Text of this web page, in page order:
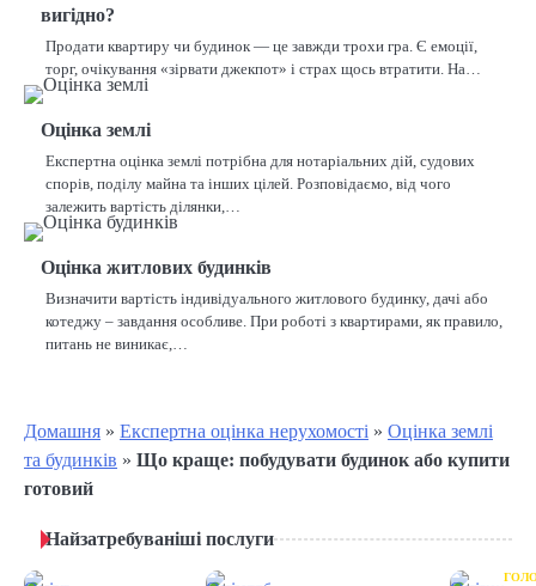
вигідно?
Продати квартиру чи будинок — це завжди трохи гра. Є емоції,
торг, очікування «зірвати джекпот» і страх щось втратити. На…
Оцінка землі
Експертна оцінка землі потрібна для нотаріальних дій, судових
спорів, поділу майна та інших цілей. Розповідаємо, від чого
залежить вартість ділянки,…
Оцінка житлових будинків
Визначити вартість індивідуального житлового будинку, дачі або
котеджу – завдання особливе. При роботі з квартирами, як правило,
питань не виникає,…
Домашня » Експертна оцінка нерухомості » Оцінка землі
та будинків » Що краще: побудувати будинок або купити
готовий
Найзатребуваніші послуги